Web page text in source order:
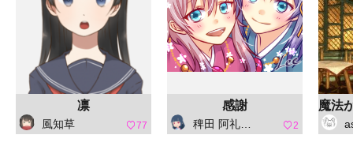
凛
風知草 77
感謝
稗田 阿礼（ひえだ あれ） 2